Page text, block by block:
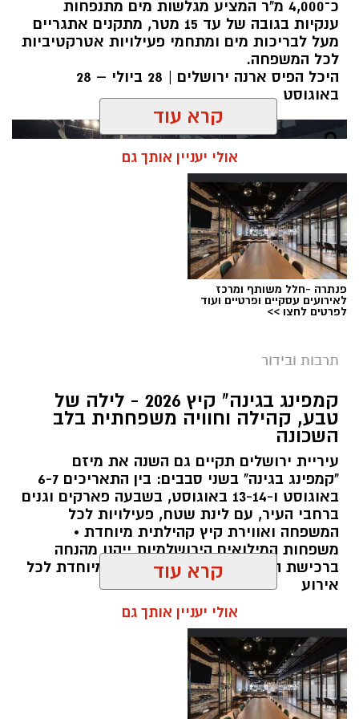
כ־4,000 מ"ר המציע מגלשות מים מתנפחות
ענקיות בגובה של עד 15 מטר, מתקנים אתגריים
מעל לבריכות מים ומתחמי פעילויות אטרקטיביות
לכל המשפחה.
היכל הפיס ארנה ירושלים | 28 ביולי – 28
באוגוסט
מערכת ירושלים נט / 10:00 28.07.26
תגים:פארק המים
עיריית ירושלים, באמצעות החברה העירונית
"אריאל", מרעננת את הקיץ הירושלמי עם ארנה
PARK - פארק המים האתגרי של ירושלים, שייפתח
היום (ג', 28 ביולי ) בהיכל הפיס ארנה בירושלים.
הפארק החדש יתפרס על פני שני מתחמים
מרכזיים, מתחם חיצוני פתוח ומתחם פנימי מקורה.
המתחם החיצוני יכלול מגוון מתנפחי ענק של
חווייתית לכל המשפחה. בחלל הפנימי של היכל
הפיס ארנה יוקם מתחם מתקנים אתגריים ייחודי
מעל לבריכות מים, שיעניק לילדים ובני נוער חוויה
קרא עוד
אולי יעניין אותך גם
פנתרה -חלל משותף ומרכז
לאירועים עסקיים ופרטיים ועוד
לפרטים לחצו >>
תרבות ובידור
קמפינג בגינה" קיץ 2026 - לילה של
טבע, קהילה וחוויה משפחתית בלב
השכונה
עיריית ירושלים תקיים גם השנה את מיזם
"קמפינג בגינה" בשני סבבים: בין התאריכים 6-7
באוגוסט ו-13-14 באוגוסט, בשבעה פארקים וגנים
ברחבי העיר, עם לינת שטח, פעילויות לכל
המשפחה ואווירת קיץ קהילתית מיוחדת •
משפחות המילואים הירושלמיות ייהנו מהנחה
ברכישת הכרטיסים ושמירת הקצאה מיוחדת לכל
אירוע
קרא עוד
אולי יעניין אותך גם